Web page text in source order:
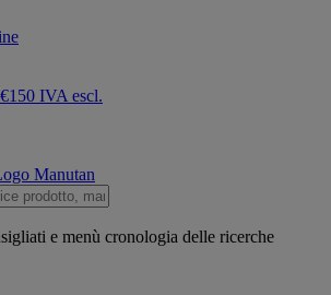
IVA escl.
e menù cronologia delle ricerche